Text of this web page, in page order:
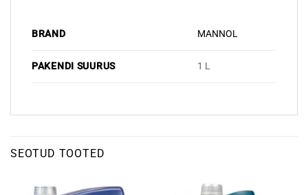
BRAND MANNOL
PAKENDI SUURUS 1 L
SEOTUD TOOTED